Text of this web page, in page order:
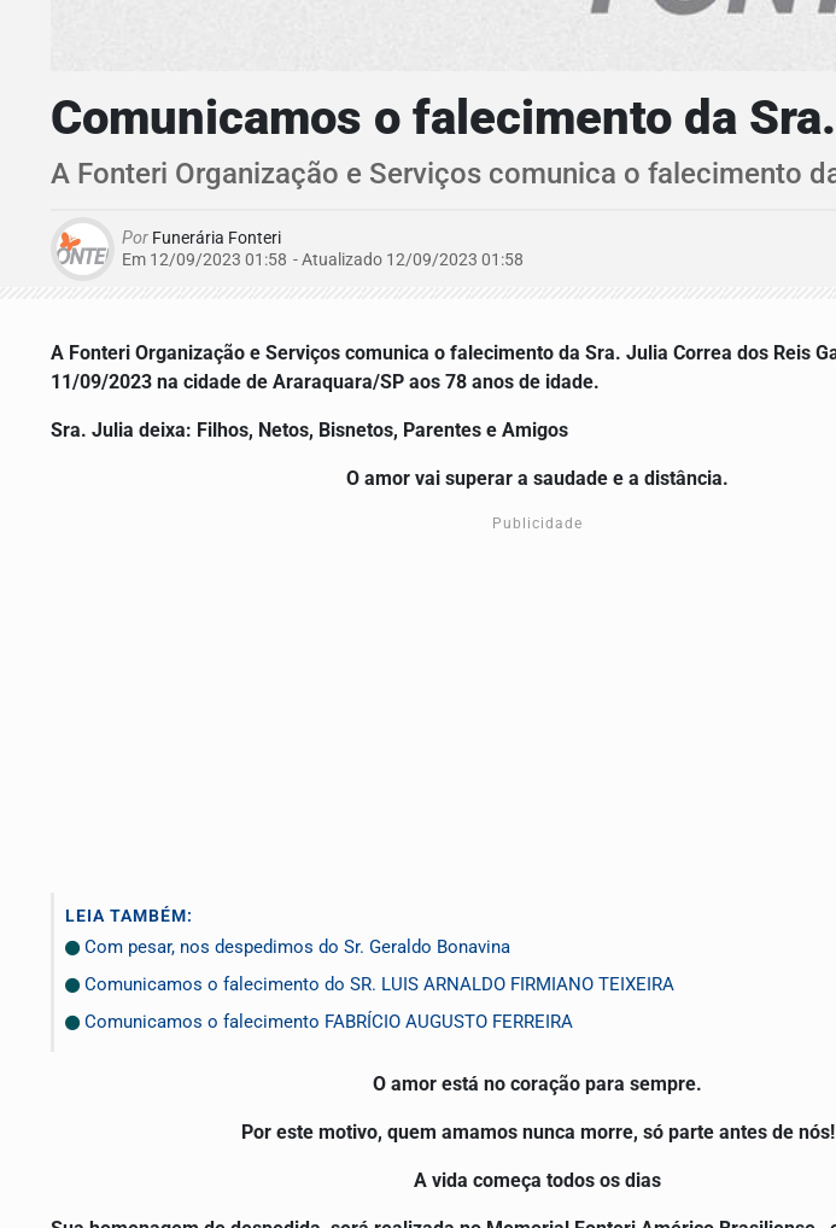
Comunicamos o falecimento da
A Fonteri Organização e Serviços comunica o falecimento
Por Funerária Fonteri
Em 12/09/2023 01:58 - Atualizado 12/09/2023 01:58
A Fonteri Organização e Serviços comunica o falecimento da Sra. Julia Correa dos Reis
11/09/2023 na cidade de Araraquara/SP aos 78 anos de idade.
Sra. Julia deixa: Filhos, Netos, Bisnetos, Parentes e Amigos
O amor vai superar a saudade e a distância.
Publicidade
LEIA TAMBÉM:
Com pesar, nos despedimos do Sr. Geraldo Bonavina
Comunicamos o falecimento do SR. LUIS ARNALDO FIRMIANO TEIXEIRA
Comunicamos o falecimento FABRÍCIO AUGUSTO FERREIRA
O amor está no coração para sempre.
Por este motivo, quem amamos nunca morre, só parte antes de nós!
A vida começa todos os dias